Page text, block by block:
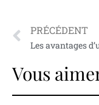
PRÉCÉDENT
Vous